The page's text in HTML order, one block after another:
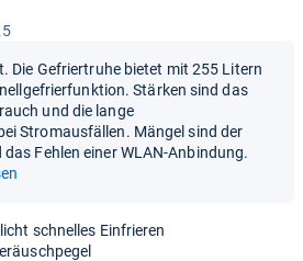
Die Gefriertruhe bietet mit 255 Litern
Stärken sind das
und die lange
Stromausfällen. Mängel sind der
Fehlen einer WLAN-Anbindung.
schnelles Einfrieren